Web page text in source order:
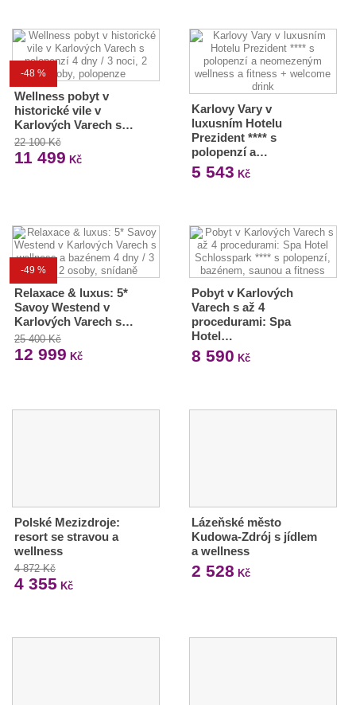
-48 %
Wellness pobyt v
historické vile v
Karlových Varech s…
22 100 Kč
11 499 Kč
Karlovy Vary v
luxusním Hotelu
Prezident **** s
polopenzí a…
5 543 Kč
-49 %
Relaxace & luxus: 5*
Savoy Westend v
Karlových Varech s…
25 400 Kč
12 999 Kč
Pobyt v Karlových
Varech s až 4
procedurami: Spa
Hotel…
8 590 Kč
Polské Mezizdroje:
resort se stravou a
wellness
4 872 Kč
4 355 Kč
Lázeňské město
Kudowa-Zdrój s jídlem
a wellness
2 528 Kč